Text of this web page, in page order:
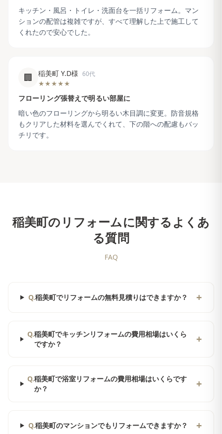
キッチン・風呂・トイレ・洗面台を一括リフォーム。マン
ションの配管は複雑ですが、すべて理解した上で施工して
くれたので安心でした。
🏢 稲美町 Y.D様 60代
★★★★★
フローリング張替えで明るい部屋に
暗い色のフローリングから明るい木目調に変更。防音規格
もクリアした材料を選んでくれて、下の階への配慮もバッ
チリです。
稲美町のリフォームに関するよくあ
る質問
FAQ
Q.稲美町でリフォームの無料見積りはできますか？ +
Q.稲美町でキッチンリフォームの費用相場はいくら
ですか？
+
Q.稲美町で浴室リフォームの費用相場はいくらです
か？
+
Q.稲美町のマンションでもリフォームできますか？ +